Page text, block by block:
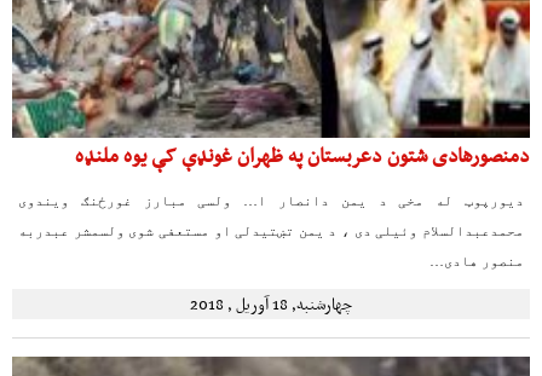
دمنصورهادی شتون دعربستان په ظهران غونډې کې یوه ملنډه
دیورپوټ له مخی د یمن دانصار ا… ولسی مبارز غورځنګ ویندوی
محمدعبدالسلام وئیلی دی ، د یمن تښتیدلی او مستعفی شوی ولسمشر عبدربه
منصور هادی…
چهارشنبه, 18 آوریل , 2018